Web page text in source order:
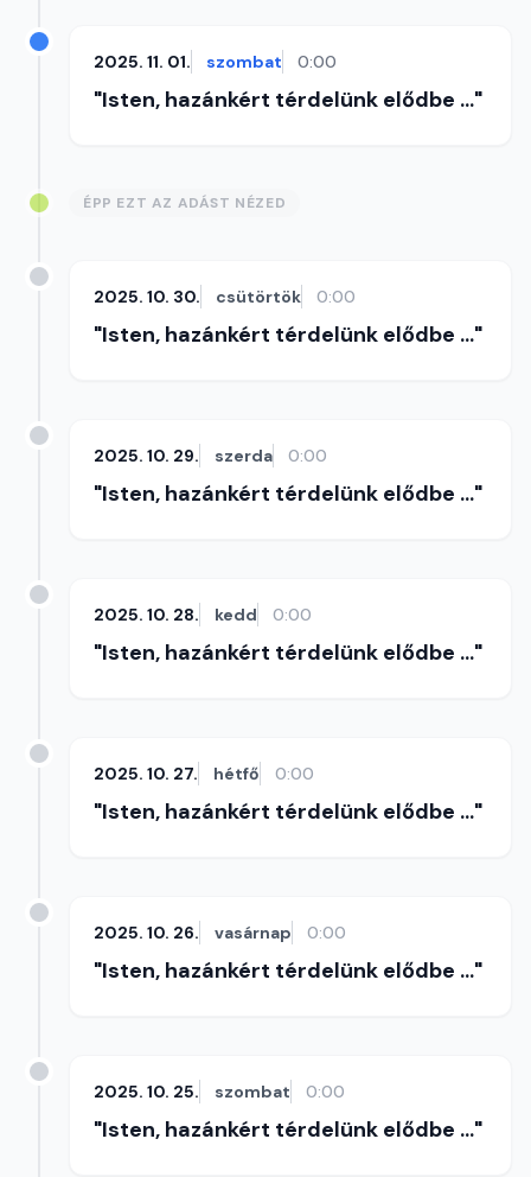
2025. 11. 01. szombat 0:00
"Isten, hazánkért térdelünk elődbe ..."
ÉPP EZT AZ ADÁST NÉZED
2025. 10. 30. csütörtök 0:00
"Isten, hazánkért térdelünk elődbe ..."
2025. 10. 29. szerda 0:00
"Isten, hazánkért térdelünk elődbe ..."
2025. 10. 28. kedd 0:00
"Isten, hazánkért térdelünk elődbe ..."
2025. 10. 27. hétfő 0:00
"Isten, hazánkért térdelünk elődbe ..."
2025. 10. 26. vasárnap 0:00
"Isten, hazánkért térdelünk elődbe ..."
2025. 10. 25. szombat 0:00
"Isten, hazánkért térdelünk elődbe ..."